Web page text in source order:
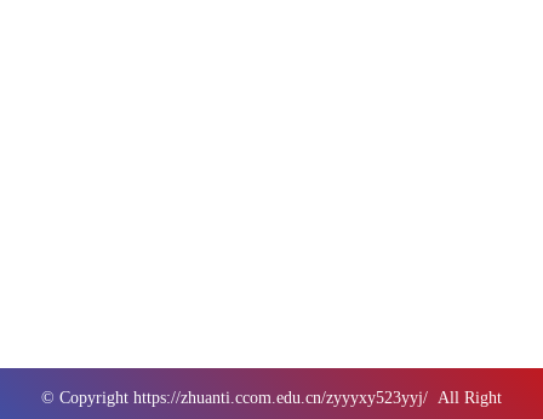
© Copyright https://zhuanti.ccom.edu.cn/zyyyxy523yyj/ All Right